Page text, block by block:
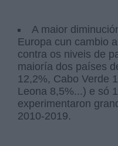
A maior
Europa cun cambio
contra os niveis de
maioría dos países
12,2%, Cabo Verde
Leona 8,5%...) e só
experimentaron
2010-2019.